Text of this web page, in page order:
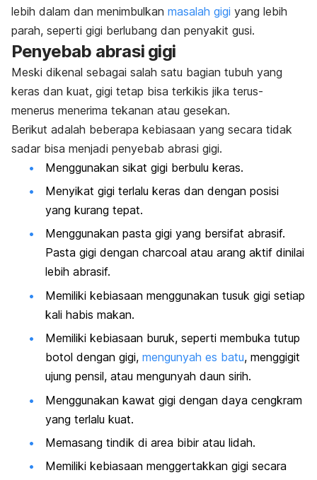
lebih dalam dan menimbulkan masalah gigi yang lebih
parah, seperti gigi berlubang dan penyakit gusi.
Penyebab abrasi gigi
Meski dikenal sebagai salah satu bagian tubuh yang
keras dan kuat, gigi tetap bisa terkikis jika terus-
menerus menerima tekanan atau gesekan.
Berikut adalah beberapa kebiasaan yang secara tidak
sadar bisa menjadi penyebab abrasi gigi.
Menggunakan sikat gigi berbulu keras.
Menyikat gigi terlalu keras dan dengan posisi
yang kurang tepat.
Menggunakan pasta gigi yang bersifat abrasif.
Pasta gigi dengan charcoal atau arang aktif dinilai
lebih abrasif.
Memiliki kebiasaan menggunakan tusuk gigi setiap
kali habis makan.
Memiliki kebiasaan buruk, seperti membuka tutup
botol dengan gigi, mengunyah es batu, menggigit
ujung pensil, atau mengunyah daun sirih.
Menggunakan kawat gigi dengan daya cengkram
yang terlalu kuat.
Memasang tindik di area bibir atau lidah.
Memiliki kebiasaan menggertakkan gigi secara